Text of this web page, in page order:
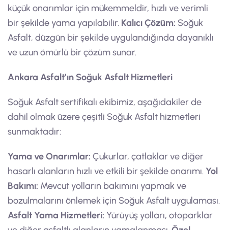
küçük onarımlar için mükemmeldir, hızlı ve verimli
bir şekilde yama yapılabilir. Kalıcı Çözüm: Soğuk
Asfalt, düzgün bir şekilde uygulandığında dayanıklı
ve uzun ömürlü bir çözüm sunar.
Ankara Asfalt’ın Soğuk Asfalt Hizmetleri
Soğuk Asfalt sertifikalı ekibimiz, aşağıdakiler de
dahil olmak üzere çeşitli Soğuk Asfalt hizmetleri
sunmaktadır:
Yama ve Onarımlar: Çukurlar, çatlaklar ve diğer
hasarlı alanların hızlı ve etkili bir şekilde onarımı. Yol
Bakımı: Mevcut yolların bakımını yapmak ve
bozulmalarını önlemek için Soğuk Asfalt uygulaması.
Asfalt Yama Hizmetleri: Yürüyüş yolları, otoparklar